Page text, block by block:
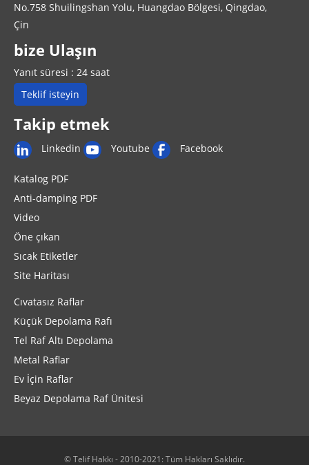
No.758 Shuilingshan Yolu, Huangdao Bölgesi, Qingdao,
Çin
bize Ulaşın
Yanıt süresi : 24 saat
Teklif isteyin
Takip etmek
Linkedin Youtube Facebook
Katalog PDF
Anti-damping PDF
Video
Öne çıkan
Sıcak Etiketler
Site Haritası
Cıvatasız Raflar
Küçük Depolama Rafı
Tel Raf Altı Depolama
Metal Raflar
Ev İçin Raflar
Beyaz Depolama Raf Ünitesi
© Telif Hakkı - 2010-2021: Tüm Hakları Saklıdır.